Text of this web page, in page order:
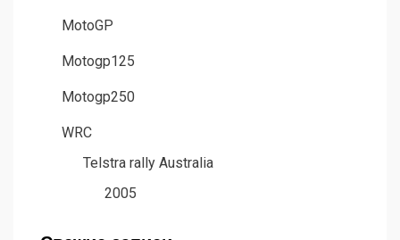
MotoGP
Motogp125
Motogp250
WRC
Telstra rally Australia
2005